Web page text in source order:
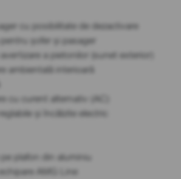
cu posibilitate de dezactivare
pentru șofer și pasager
a pietonilor (sunet exterior)
ambientală interioară
cu curent alternativ (AC)
și încălzite electric
pe plafon din aluminiu
AMG Line